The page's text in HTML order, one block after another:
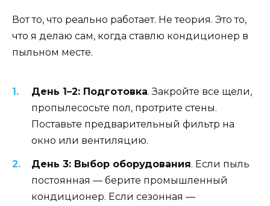
Вот то, что реально работает. Не теория. Это то,
что я делаю сам, когда ставлю кондиционер в
пыльном месте.
День 1–2: Подготовка. Закройте все щели,
пропылесосьте пол, протрите стены.
Поставьте предварительный фильтр на
окно или вентиляцию.
День 3: Выбор оборудования. Если пыль
постоянная — берите промышленный
кондиционер. Если сезонная —